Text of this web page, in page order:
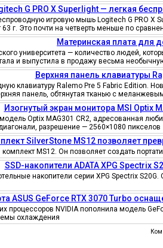
G PRO X Superlight — легкая
игровую мышь Logitech G PRO
г. Это почти на четверть меньше по
Материнская плата для
университета — количество людей,
и выпустила в продажу весьма
Верхняя панель клавиатуры
клавиатуру Ralemo Pre 5 Fabric Edition.
панель, обтянутая тканью с
Изогнутый экран монитора MSI Optix
Optix MAG301 CR2, адресованная
разрешение — 2560×1080 пикселов
SilverStone MS12 позволяет
MS12. Он позволяет создать
SSD-накопители ADATA XPG
накопители серии XPG Spectrix
ASUS GeForce RTX 3070 Turbo
процессоров NVIDIA пополнила модель
охлаждения